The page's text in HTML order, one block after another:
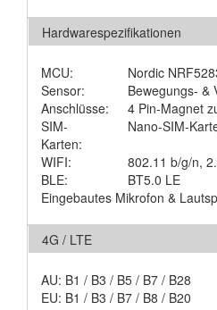
Hardwarespezifikationen
MCU:
Nordic
Sensor:
Bewegungs- &
Anschlüsse:
4 Pin-Magnet
SIM-
Karten:
Nano-SIM-
WIFI:
802.11 b/g/n,
BLE:
BT5.0 LE
Eingebautes Mikrofon &
4G / LTE
AU: B1 / B3 / B5 / B7 / B28
EU: B1 / B3 / B7 / B8 / B20